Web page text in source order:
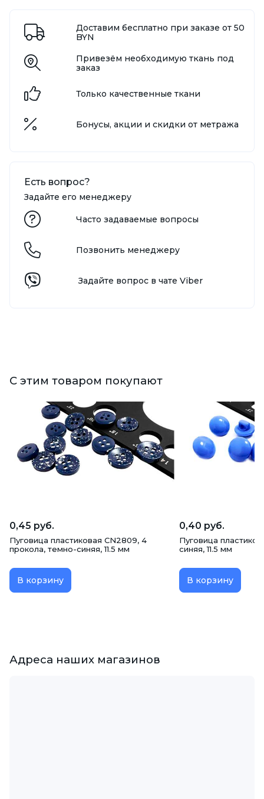
Доставим бесплатно при заказе от 50
BYN
Привезём необходимую ткань под
заказ
Только качественные ткани
Бонусы, акции и скидки от метража
Есть вопрос?
Задайте его менеджеру
Часто задаваемые вопросы
Позвонить менеджеру
Задайте вопрос в чате Viber
С этим товаром покупают
0,45 руб.
Пуговица пластиковая CN2809, 4
прокола, темно-синяя, 11.5 мм
В корзину
0,40 руб.
Пуговица
синяя, 11.5 мм
В корзину
Адреса наших магазинов